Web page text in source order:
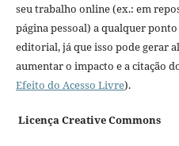
seu trabalho online (ex.: em
página pessoal) a qualquer
editorial, já que isso pode gerar
aumentar o impacto e a citação
Efeito do Acesso Livre).
Licença Creative Commons